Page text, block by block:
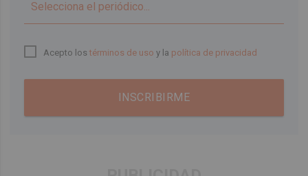
Acepto lostérminos de uso y la política de privacidad
INSCRIBIRME